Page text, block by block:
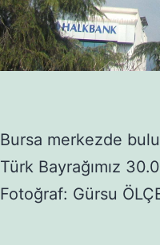
Bursa merkezde
Türk Bayrağımız
Fotoğraf: Gürsu